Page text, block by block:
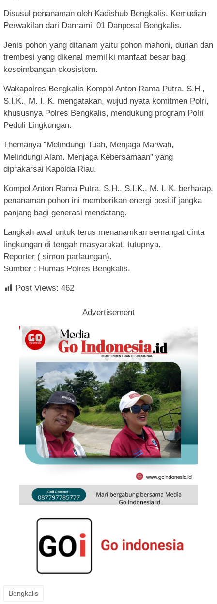
Disusul penanaman oleh Kadishub Bengkalis. Kemudian
Perwakilan dari Danramil 01 Danposal Bengkalis.
Jenis pohon yang ditanam yaitu pohon mahoni, durian dan
trembesi yang dikenal memiliki manfaat besar bagi
keseimbangan ekosistem.
Wakapolres Bengkalis Kompol Anton Rama Putra, S.H.,
S.I.K., M. I. K. mengatakan, wujud nyata komitmen Polri,
khususnya Polres Bengkalis, mendukung program Polri
Peduli Lingkungan.
Themanya “Melindungi Tuah, Menjaga Marwah,
Melindungi Alam, Menjaga Kebersamaan” yang
diprakarsai Kapolda Riau.
Kompol Anton Rama Putra, S.H., S.I.K., M. I. K. berharap,
penanaman pohon ini memberikan energi positif jangka
panjang bagi generasi mendatang.
Langkah awal untuk terus menanamkan semangat cinta
lingkungan di tengah masyarakat, tutupnya.
Reporter ( simon parlaungan).
Sumber : Humas Polres Bengkalis.
Post Views: 462
Advertisement
Bengkalis